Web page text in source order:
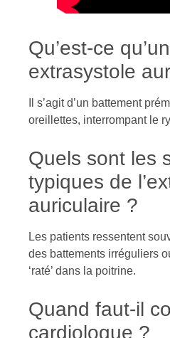
Qu’est-ce
extrasystole
Il s’agit d’un battement
oreillettes, interrompant le
Quels sont les
typiques de
auriculaire ?
Les patients ressentent
des battements irréguliers
‘raté’ dans la poitrine.
Quand faut-il
cardiologue ?